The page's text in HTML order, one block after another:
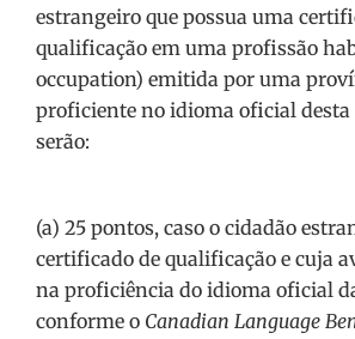
estrangeiro que possua uma
qualificação em uma profissão
occupation) emitida por uma
proficiente no idioma oficial
serão:
(a) 25 pontos, caso o cidadão
certificado de qualificação e cuja
na proficiência do idioma oficial
conforme o Canadian Language